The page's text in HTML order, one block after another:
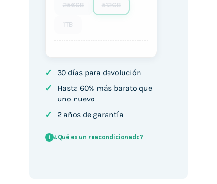
256GB 512GB
1TB
✓ 30 días para devolución
✓
Hasta 60% más barato que
uno nuevo
✓ 2 años de garantía
i ¿Qué es un reacondicionado?